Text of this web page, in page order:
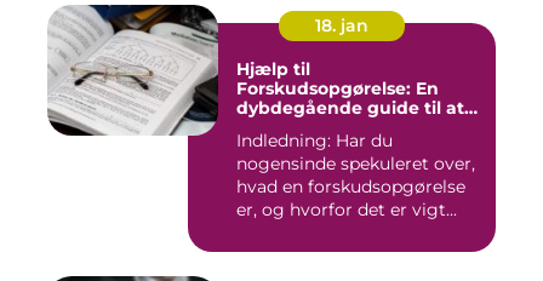
18. jan
Hjælp til
Forskudsopgørelse: En
dybdegående guide til at
skatteansættelse
Indledning: Har du
nogensinde spekuleret over,
hvad en forskudsopgørelse
er, og hvorfor det er vigt...